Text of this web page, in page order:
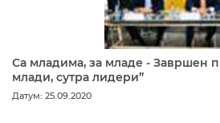
Са младима, за младе - Завршен
млади, сутра лидери”
Датум: 25.09.2020